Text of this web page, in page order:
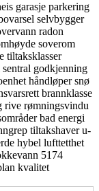
garasje parkering
selvbygger
radon
soverom
tiltaksklasser
sentral godkjenning
håndløpersnø
brannklasse
rive rømningsvindu
bad energi
tiltakshaveru-
hybel lufttetthet
5174
kvalitet